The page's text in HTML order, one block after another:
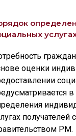
оценки
получателей
РМ.